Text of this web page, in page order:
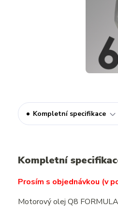
Kompletní specifikace
Kompletní
Prosím s objednávkou (v
Motorový olej Q8